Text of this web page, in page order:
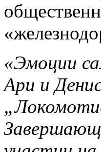
«Эмоции
Ари и